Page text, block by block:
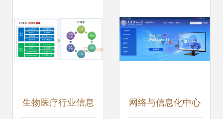
生物医疗行业信息 网络与信息化中心